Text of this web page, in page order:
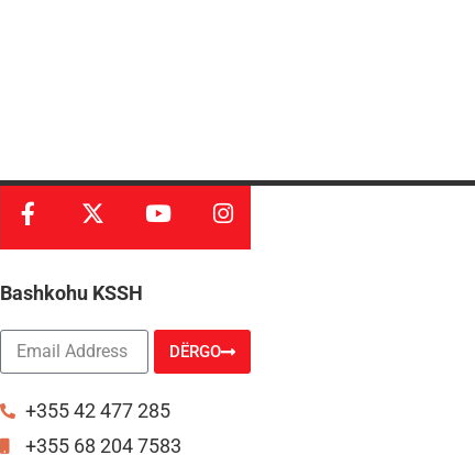
Bashkohu KSSH
DËRGO
+355 42 477 285
+355 68 204 7583